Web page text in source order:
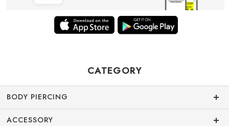
CATEGORY
BODY PIERCING
ACCESSORY